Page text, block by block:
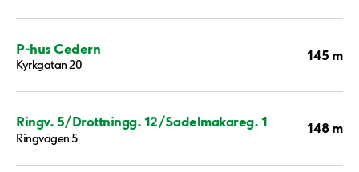
P-hus Cedern
Kyrkgatan 20
145 m
Ringv. 5/Drottningg. 12/Sadelmakareg. 1
Ringvägen 5
148 m